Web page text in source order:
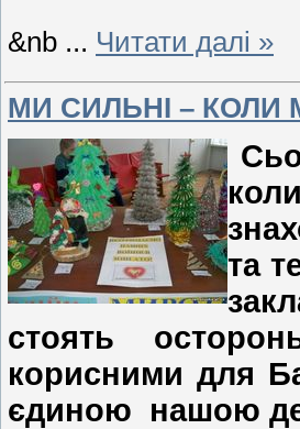
&nb ... Читати далі »
МИ СИЛЬНІ – КОЛИ
та
стоять
корисними для
єдиною нашою